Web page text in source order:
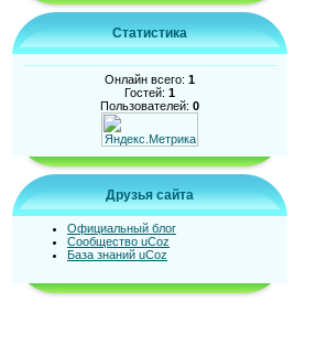
Статистика
Онлайн всего: 1
Гостей: 1
Пользователей: 0
Друзья сайта
Официальный блог
Сообщество uCoz
База знаний uCoz